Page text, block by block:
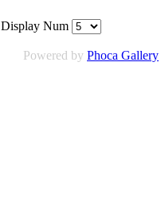
Display Num
Powered by Phoca Gallery